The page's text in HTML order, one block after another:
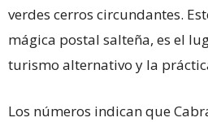
verdes cerros circundantes.
mágica postal salteña, es el
turismo alternativo y la
Los números indican que